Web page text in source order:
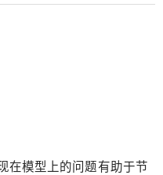
在模型上的问题有助于节